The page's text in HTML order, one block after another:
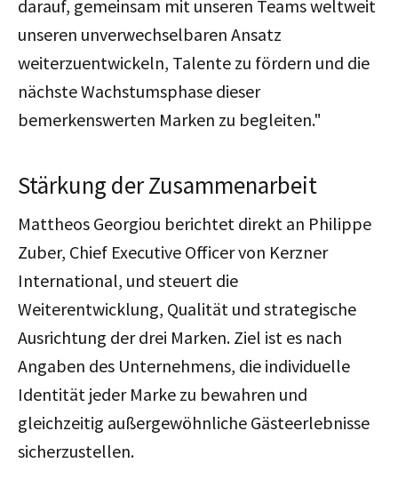
darauf, gemeinsam mit unseren Teams weltweit
unseren unverwechselbaren Ansatz
weiterzuentwickeln, Talente zu fördern und die
nächste Wachstumsphase dieser
bemerkenswerten Marken zu begleiten."
Stärkung der Zusammenarbeit
Mattheos Georgiou berichtet direkt an Philippe
Zuber, Chief Executive Officer von Kerzner
International, und steuert die
Weiterentwicklung, Qualität und strategische
Ausrichtung der drei Marken. Ziel ist es nach
Angaben des Unternehmens, die individuelle
Identität jeder Marke zu bewahren und
gleichzeitig außergewöhnliche Gästeerlebnisse
sicherzustellen.